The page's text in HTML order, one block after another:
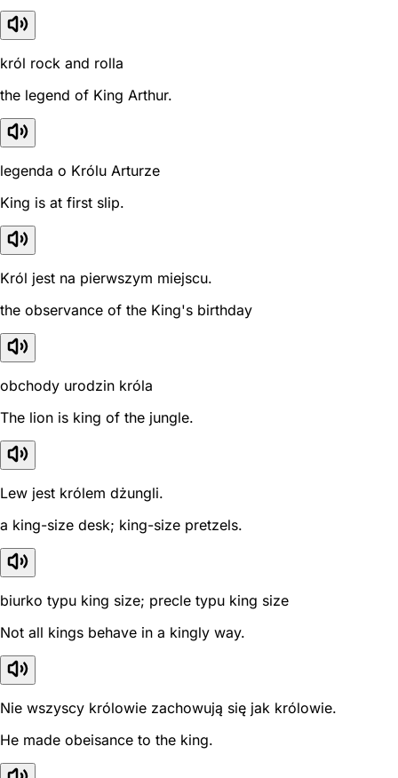
król rock and rolla
the legend of King Arthur.
legenda o Królu Arturze
King is at first slip.
Król jest na pierwszym miejscu.
the observance of the King's birthday
obchody urodzin króla
The lion is king of the jungle.
Lew jest królem dżungli.
a king-size desk; king-size pretzels.
biurko typu king size; precle typu king size
Not all kings behave in a kingly way.
Nie wszyscy królowie zachowują się jak królowie.
He made obeisance to the king.